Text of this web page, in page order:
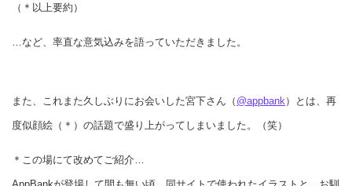
（＊以上要約）
…など、率直な意気込みを語っていただきました。
また、これまた久しぶりにお会いした宮下さん（ @appbank ）とは、再
度似顔絵（＊）の話題で盛り上がってしまいました。（笑）
＊この場にて改めてご紹介…